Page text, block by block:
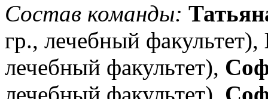
Состав команды:
гр., лечебный факультет),
лечебный факультет),